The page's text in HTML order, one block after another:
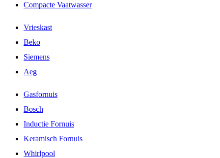
Compacte Vaatwasser
Vrieskast
Beko
Siemens
Aeg
Gasfornuis
Bosch
Inductie Fornuis
Keramisch Fornuis
Whirlpool